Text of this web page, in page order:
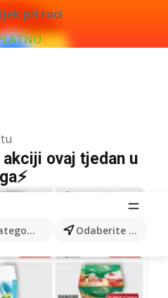
pri ruci
proizvode... Odaberite grad
ovaj tjedan u